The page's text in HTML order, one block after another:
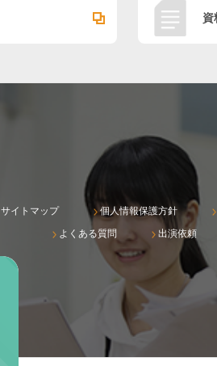
資
サイトマップ 個人情報保護方針
よくある質問
出演依頼